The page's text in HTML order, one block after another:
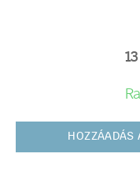
HOZZÁADÁS